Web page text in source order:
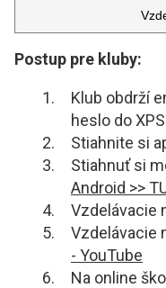
Postup pre kluby:
Klub obdrží
heslo do
Stiahnite si
Stiahnuť si
Android >>
Vzdelávacie
Vzdelávacie
- YouTube
Na online